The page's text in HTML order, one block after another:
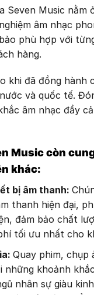
Seven Music nằm
âm nhạc
phù hợp với
hàng.
khi đã đồng hành
và quốc tế.
âm nhạc đầy
Music còn
khác:
bị âm thanh:
thanh hiện đại,
đảm bảo chất
tối ưu nhất cho
Quay phim, chụp
những khoảnh
nhân sự giàu